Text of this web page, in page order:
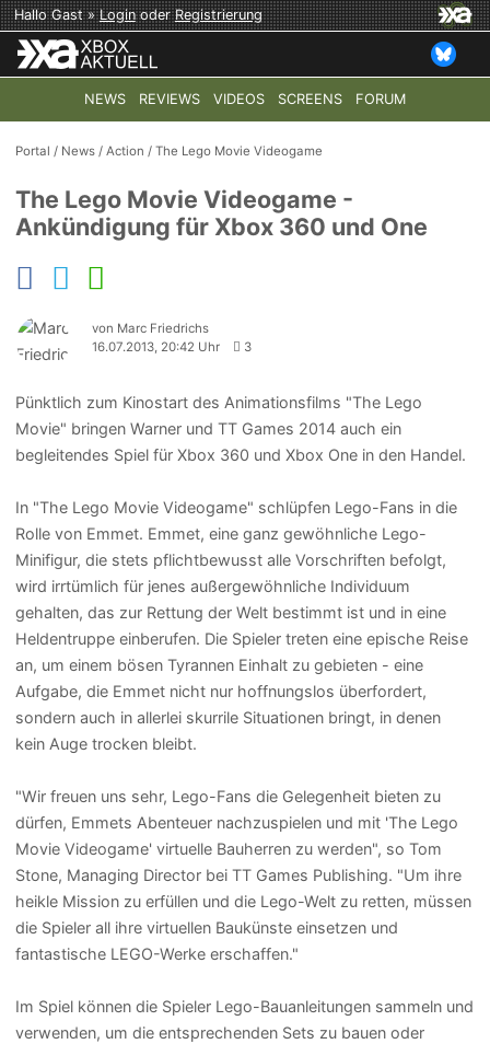
Hallo Gast »LoginoderRegistrierung
NEWS REVIEWS VIDEOS SCREENS FORUM
TOP-THEMEN: COD: MODERN WARFARE 4 HALO:
Portal / News /Action /The Lego Movie Videogame
The Lego Movie Videogame -
Ankündigung für Xbox 360 und One
von Marc Friedrichs
16.07.2013, 20:42 Uhr
3
Pünktlich zum Kinostart des Animationsfilms "The Lego
Movie" bringen Warner und TT Games 2014 auch ein
begleitendes Spiel für Xbox 360 und Xbox One in den Handel.
In "The Lego Movie Videogame" schlüpfen Lego-Fans in die
Rolle von Emmet. Emmet, eine ganz gewöhnliche Lego-
Minifigur, die stets pflichtbewusst alle Vorschriften befolgt,
wird irrtümlich für jenes außergewöhnliche Individuum
gehalten, das zur Rettung der Welt bestimmt ist und in eine
Heldentruppe einberufen. Die Spieler treten eine epische Reise
an, um einem bösen Tyrannen Einhalt zu gebieten - eine
Aufgabe, die Emmet nicht nur hoffnungslos überfordert,
sondern auch in allerlei skurrile Situationen bringt, in denen
kein Auge trocken bleibt.
"Wir freuen uns sehr, Lego-Fans die Gelegenheit bieten zu
dürfen, Emmets Abenteuer nachzuspielen und mit 'The Lego
Movie Videogame' virtuelle Bauherren zu werden", so Tom
Stone, Managing Director bei TT Games Publishing. "Um ihre
heikle Mission zu erfüllen und die Lego-Welt zu retten, müssen
die Spieler all ihre virtuellen Baukünste einsetzen und
fantastische LEGO-Werke erschaffen."
Im Spiel können die Spieler Lego-Bauanleitungen sammeln und
verwenden, um die entsprechenden Sets zu bauen oder